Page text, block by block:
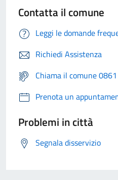
Contatta il comune
Leggi le domande
Richiedi Assistenza
Chiama il comune
Prenota un
Problemi in città
Segnala disservizio